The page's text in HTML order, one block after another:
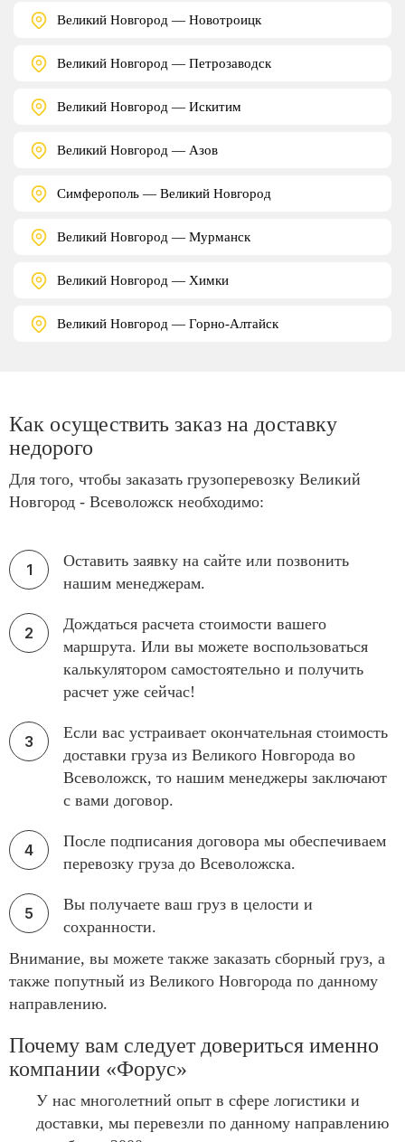
Великий Новгород — Новотроицк
Великий Новгород — Петрозаводск
Великий Новгород — Искитим
Великий Новгород — Азов
Симферополь — Великий Новгород
Великий Новгород — Мурманск
Великий Новгород — Химки
Великий Новгород — Горно-Алтайск
Как осуществить заказ на доставку
недорого
Для того, чтобы заказать грузоперевозку Великий
Новгород - Всеволожск необходимо:
Оставить заявку на сайте или позвонить
нашим менеджерам.
Дождаться расчета стоимости вашего
маршрута. Или вы можете воспользоваться
калькулятором самостоятельно и получить
расчет уже сейчас!
Если вас устраивает окончательная стоимость
доставки груза из Великого Новгорода во
Всеволожск, то нашим менеджеры заключают
с вами договор.
После подписания договора мы обеспечиваем
перевозку груза до Всеволожска.
Вы получаете ваш груз в целости и
сохранности.
Внимание, вы можете также заказать сборный груз, а
также попутный из Великого Новгорода по данному
направлению.
Почему вам следует довериться именно
компании «Форус»
У нас многолетний опыт в сфере логистики и
доставки, мы перевезли по данному направлению